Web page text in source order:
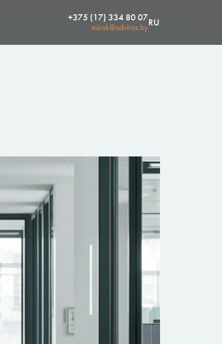
+375 (17) 334 80 07
minsk@adviros.byRU